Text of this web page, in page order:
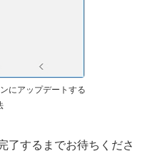
にアップデートする
了するまでお待ちくださ